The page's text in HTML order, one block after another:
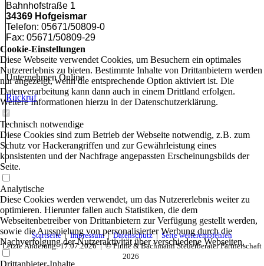
Bahnhofstraße 1
34369 Hofgeismar
Telefon: 05671/50809-0
Fax: 05671/50809-29
Unternehmen Online
Rückruf
Startseite|Impressum|Datenschutz| Seite weiterempfehlen
Letzte Änderung: 17.07.2026 | © Pinne & Bachmann Steuerberater Partnerschaft
2026
Cookie-Einstellungen
Diese Webseite verwendet Cookies, um Besuchern ein optimales
Nutzererlebnis zu bieten. Bestimmte Inhalte von Drittanbietern werden
nur angezeigt, wenn die entsprechende Option aktiviert ist. Die
Datenverarbeitung kann dann auch in einem Drittland erfolgen.
Weitere Informationen hierzu in der Datenschutzerklärung.
Technisch notwendige
Diese Cookies sind zum Betrieb der Webseite notwendig, z.B. zum
Schutz vor Hackerangriffen und zur Gewährleistung eines
konsistenten und der Nachfrage angepassten Erscheinungsbilds der
Seite.
Analytische
Diese Cookies werden verwendet, um das Nutzererlebnis weiter zu
optimieren. Hierunter fallen auch Statistiken, die dem
Webseitenbetreiber von Drittanbietern zur Verfügung gestellt werden,
sowie die Ausspielung von personalisierter Werbung durch die
Nachverfolgung der Nutzeraktivität über verschiedene Webseiten.